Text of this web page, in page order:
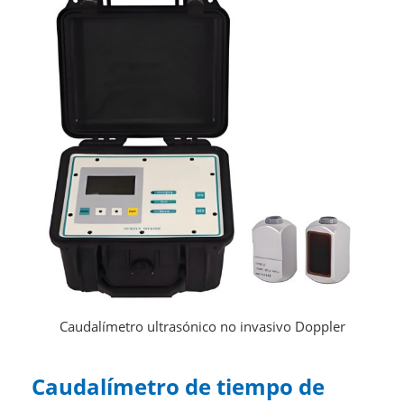
Caudalímetro ultrasónico no invasivo Doppler
Caudalímetro de tiempo de